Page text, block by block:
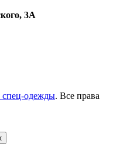
3А
спец-одежды. Все права